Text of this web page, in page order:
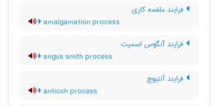
فرایند ملغمه کاری
amalgamation process
فرایند آنگوس اسمیت
angus smith process
فرایند آنتیوچ
antioch process